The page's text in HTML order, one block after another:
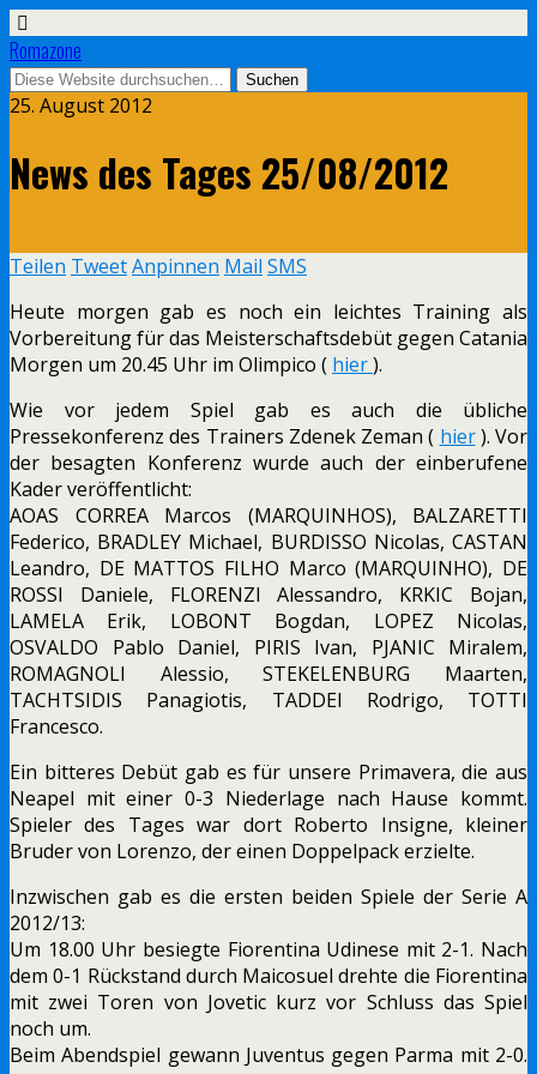
Romazone
25. August 2012
News des Tages 25/08/2012
Teilen TweetAnpinnen Mail SMS
Heute morgen gab es noch ein leichtes Training als
Vorbereitung für das Meisterschaftsdebüt gegen Catania
Morgen um 20.45 Uhr im Olimpico ( hier).
Wie vor jedem Spiel gab es auch die übliche
Pressekonferenz des Trainers Zdenek Zeman ( hier). Vor
der besagten Konferenz wurde auch der einberufene
Kader veröffentlicht:
AOAS CORREA Marcos (MARQUINHOS), BALZARETTI
Federico, BRADLEY Michael, BURDISSO Nicolas, CASTAN
Leandro, DE MATTOS FILHO Marco (MARQUINHO), DE
ROSSI Daniele, FLORENZI Alessandro, KRKIC Bojan,
LAMELA Erik, LOBONT Bogdan, LOPEZ Nicolas,
OSVALDO Pablo Daniel, PIRIS Ivan, PJANIC Miralem,
ROMAGNOLI Alessio, STEKELENBURG Maarten,
TACHTSIDIS Panagiotis, TADDEI Rodrigo, TOTTI
Francesco.
Ein bitteres Debüt gab es für unsere Primavera, die aus
Neapel mit einer 0-3 Niederlage nach Hause kommt.
Spieler des Tages war dort Roberto Insigne, kleiner
Bruder von Lorenzo, der einen Doppelpack erzielte.
Inzwischen gab es die ersten beiden Spiele der Serie A
2012/13:
Um 18.00 Uhr besiegte Fiorentina Udinese mit 2-1. Nach
dem 0-1 Rückstand durch Maicosuel drehte die Fiorentina
mit zwei Toren von Jovetic kurz vor Schluss das Spiel
noch um.
Beim Abendspiel gewann Juventus gegen Parma mit 2-0.